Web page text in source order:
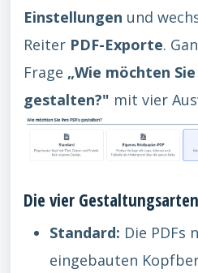
Einstellungen und
Reiter PDF-Exporte.
Frage „Wie möchten
gestalten?" mit vier
Die vier Gestaltungsarten
Standard: Die PDFs
eingebauten